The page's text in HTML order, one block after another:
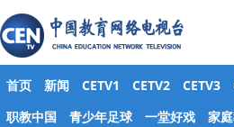
首页 新闻 CETV1 CETV2 CETV3
职教中国
青少年足球 一堂好戏 家